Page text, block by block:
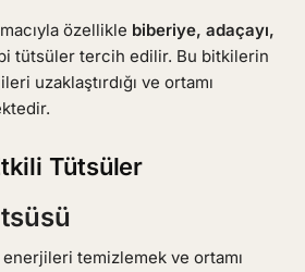
özellikle biberiye, adaçayı,
tütsüler tercih edilir. Bu bitkilerin
uzaklaştırdığı ve ortamı
Tütsüler
temizlemek ve ortamı